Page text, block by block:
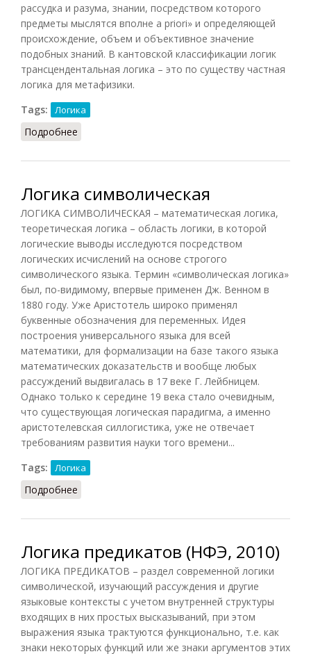
рассудка и разума, знании, посредством которого
предметы мыслятся вполне a priori» и определяющей
происхождение, объем и объективное значение
подобных знаний. В кантовской классификации логик
трансцендентальная логика – это по существу частная
логика для метафизики.
Tags:
Логика
Подробнее
Логика символическая
ЛОГИКА СИМВОЛИЧЕСКАЯ – математическая логика,
теоретическая логика – область логики, в которой
логические выводы исследуются посредством
логических исчислений на основе строгого
символического языка. Термин «символическая логика»
был, по-видимому, впервые применен Дж. Венном в
1880 году. Уже Аристотель широко применял
буквенные обозначения для переменных. Идея
построения универсального языка для всей
математики, для формализации на базе такого языка
математических доказательств и вообще любых
рассуждений выдвигалась в 17 веке Г. Лейбницем.
Однако только к середине 19 века стало очевидным,
что существующая логическая парадигма, а именно
аристотелевская силлогистика, уже не отвечает
требованиям развития науки того времени...
Tags:
Логика
Подробнее
Логика предикатов (НФЭ, 2010)
ЛОГИКА ПРЕДИКАТОВ – раздел современной логики
символической, изучающий рассуждения и другие
языковые контексты с учетом внутренней структуры
входящих в них простых высказываний, при этом
выражения языка трактуются функционально, т.е. как
знаки некоторых функций или же знаки аргументов этих